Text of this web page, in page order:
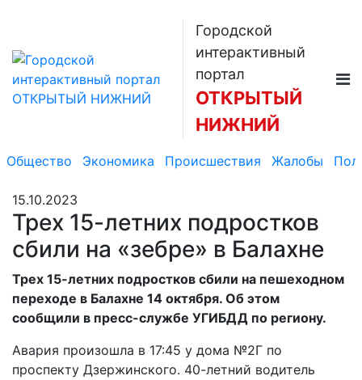
Городской
интерактивный
портал
ОТКРЫТЫЙ
НИЖНИЙ
Общество Экономика Происшествия Жалобы
15.10.2023
Трех 15-летних подростков
сбили на «зебре» в Балахне
Трех 15-летних подростков сбили на пешеходном
переходе в Балахне 14 октября. Об этом
сообщили в пресс-службе УГИБДД по региону.
Авария произошла в 17:45 у дома №2Г по
проспекту Дзержинского. 40-летний водитель